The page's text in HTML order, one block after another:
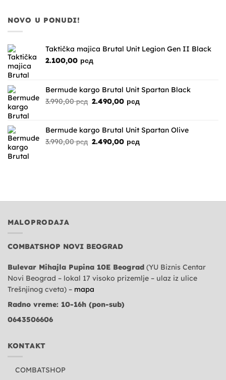
NOVO U PONUDI!
Taktička majica Brutal Unit Legion Gen II Black
2.100,00 рсд
Bermude kargo Brutal Unit Spartan Black
3.990,00рсд Originalna
bila:
3.990,00 рсд.
2.490,00 рсдTrenutna
2.490,00 рсд.
Bermude kargo Brutal Unit Spartan Olive
3.990,00рсд Originalna
2.490,00 рсдTrenutna
MALOPRODAJA
COMBATSHOP NOVI BEOGRAD
Bulevar Mihajla Pupina 10E Beograd (YU Biznis Centar
Novi Beograd – lokal 17 visoko prizemlje – ulaz iz ulice
Trešnjinog cveta) – mapa
Radno vreme: 10-16h (pon-sub)
0643506606
KONTAKT
COMBATSHOP